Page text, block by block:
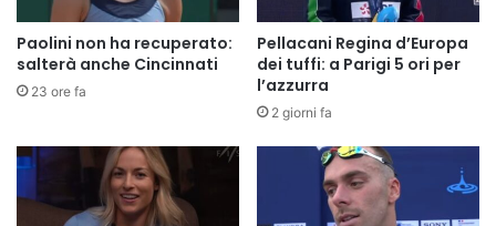
Paolini non ha recuperato:
salterà anche Cincinnati
23 ore fa
Pellacani Regina d’Europa
dei tuffi: a Parigi 5 ori per
l’azzurra
2 giorni fa